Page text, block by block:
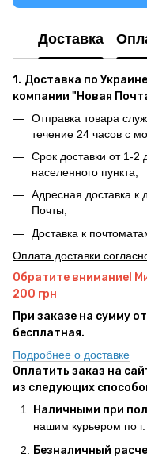
Доставка
1. Доставка по
компании "Новая
Отправка товара
течение 24 часов с
Срок доставки от 1-2
населенного пункта;
Адресная доставка к
Почты;
Доставка к
Оплата доставки
Обратите внимание!
200 грн
При заказе на сумму
бесплатная.
Подробнее о доставке
Оплатить заказ на
из следующих
Наличными при
нашим курьером по
Безналичный